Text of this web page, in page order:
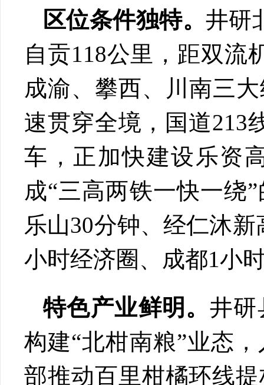
区位条件独特。 井研
自贡118公里，距双流
成渝、攀西、川南三
速贯穿全境，国道213
车，正加快建设乐资
成“三高两铁一快一绕
乐山30分钟、经仁沐
小时经济圈、成都1小
特色产业鲜明。 井研
构建“北柑南粮”业态
部推动百里柑橘环线